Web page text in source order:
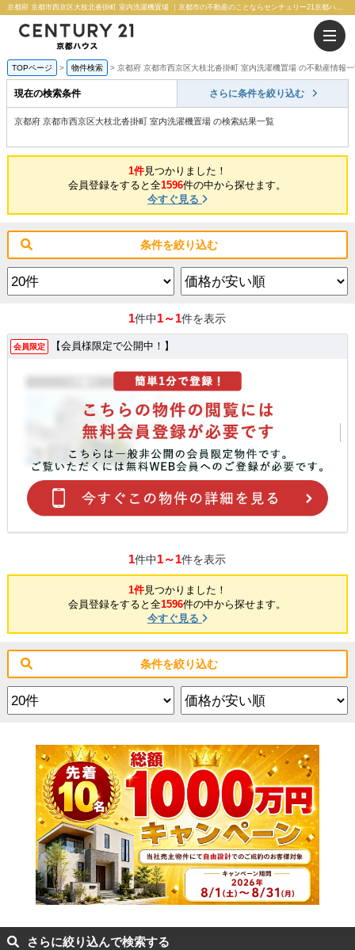
京都府 京都市西京区大枝北沓掛町 室内洗濯機置場 ｜京都市の不動産のことならセンチュリー21京都ハウス
TOPページ 物件検索 京都府 京都市西京区大枝北沓掛町 室内洗濯機置場 の不動産情報
現在の検索条件 さらに条件を絞り込む
京都府 京都市西京区大枝北沓掛町 室内洗濯機置場 の検索結果一覧
1件見つかりました！
会員登録をすると全1596件の中から探せます。
今すぐ見る
条件を絞り込む
1件中1～1件を表示
会員限定 【会員様限定で公開中！】
1件中1～1件を表示
1件見つかりました！
会員登録をすると全1596件の中から探せます。
今すぐ見る
条件を絞り込む
さらに絞り込んで検索する